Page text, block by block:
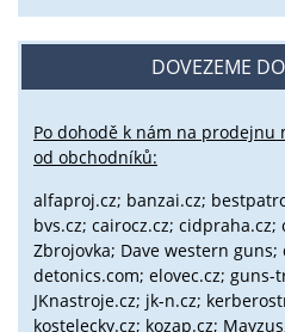
DOVEZEME
Po dohodě k nám na prodejnu
od obchodníků:
alfaproj.cz; banzai.cz;
bvs.cz; cairocz.cz; cidpraha.cz;
Zbrojovka; Dave western
detonics.com; elovec.cz; guns-
JKnastroje.cz; jk-n.cz;
kostelecky.cz; kozap.cz;